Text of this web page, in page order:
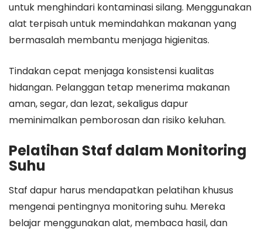
untuk menghindari kontaminasi silang. Menggunakan
alat terpisah untuk memindahkan makanan yang
bermasalah membantu menjaga higienitas.
Tindakan cepat menjaga konsistensi kualitas
hidangan. Pelanggan tetap menerima makanan
aman, segar, dan lezat, sekaligus dapur
meminimalkan pemborosan dan risiko keluhan.
Pelatihan Staf dalam Monitoring
Suhu
Staf dapur harus mendapatkan pelatihan khusus
mengenai pentingnya monitoring suhu. Mereka
belajar menggunakan alat, membaca hasil, dan